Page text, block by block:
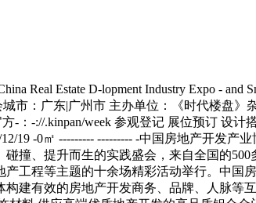
Real Estate D-lopment Industry Expo -
市：广东|广州市 主办单位：《时代楼盘
-：-://.kinpan/week 参观登记 展位预订 设
19 -0㎡ --------- --------- -中国房地产开发产
撞、提升而生的实践盛会，来自全国的
工程等主题的十余场精彩活动举行。中
建有效的房地产开发商务、品牌、人脉